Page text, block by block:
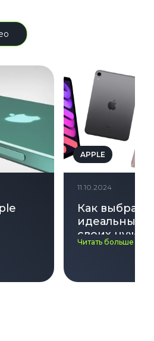
APPLE
11.10.2024
Как выбрать
идеальный
своих нужд:
по выбору
Читать больше